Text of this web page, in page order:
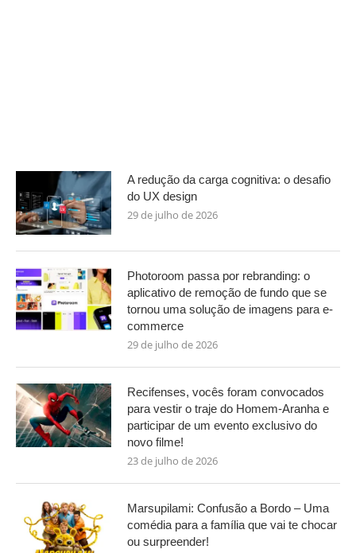
A redução da carga cognitiva: o desafio
do UX design
29 de julho de 2026
Photoroom passa por rebranding: o
aplicativo de remoção de fundo que se
tornou uma solução de imagens para e-
commerce
29 de julho de 2026
Recifenses, vocês foram convocados
para vestir o traje do Homem-Aranha e
participar de um evento exclusivo do
novo filme!
23 de julho de 2026
Marsupilami: Confusão a Bordo – Uma
comédia para a família que vai te chocar
ou surpreender!